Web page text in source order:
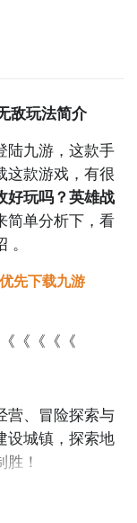
系统深度满足
》正版授权，
系；支持万人同
”，并引入“精灵
同操作。
，采用虚
交互”“真实物
需实时沟通解
控场。
敌，进入之后你
】
：
敌玩法简介
陆九游，这款手
这款游戏，有很
好玩吗？英雄战
简单分析下，看
先下载九游
《《《《
营、冒险探索与
设城镇，探索地
！